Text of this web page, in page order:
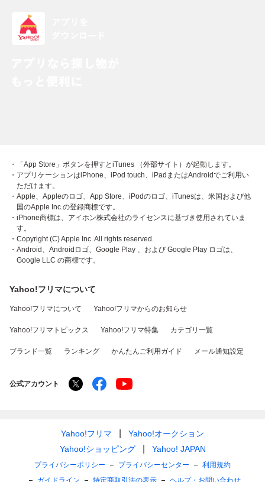
・「App Store」ボタンを押すとiTunes （外部サイト）が起動します。
・アプリケーションはiPhone、iPod touch、iPadまたはAndroidでご利用い
ただけます。
・Apple、Appleのロゴ、App Store、iPodのロゴ、iTunesは、米国および他
国のApple Inc.の登録商標です。
・iPhone商標は、アイホン株式会社のライセンスに基づき使用されていま
す。
・Copyright (C) Apple Inc. All rights reserved.
・Android、Androidロゴ、Google Play 、および Google Play ロゴは、
Google LLC の商標です。
Yahoo!フリマについて
Yahoo!フリマについて Yahoo!フリマからのお知らせ
Yahoo!フリマトピックス Yahoo!フリマ特集 カテゴリ一覧
ブランド一覧 ランキング かんたんご利用ガイド メール通知設定
公式アカウント
Yahoo!フリマ
Yahoo!オークション
Yahoo!ショッピング
Yahoo! JAPAN
プライバシーポリシー プライバシーセンター
利用規約